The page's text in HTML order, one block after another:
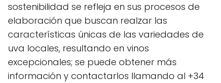
sostenibilidad se refleja en sus procesos de
elaboración que buscan realzar las
características únicas de las variedades de
uva locales, resultando en vinos
excepcionales; se puede obtener más
información y contactarlos llamando al +34